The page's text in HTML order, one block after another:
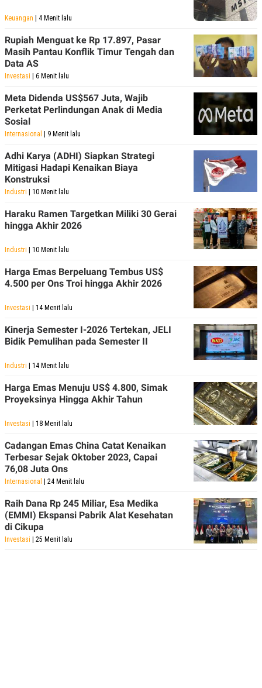
Keuangan | 4 Menit lalu
Rupiah Menguat ke Rp 17.897, Pasar
Masih Pantau Konflik Timur Tengah dan
Data AS
Investasi | 6 Menit lalu
Meta Didenda US$567 Juta, Wajib
Perketat Perlindungan Anak di Media
Sosial
Internasional | 9 Menit lalu
Adhi Karya (ADHI) Siapkan Strategi
Mitigasi Hadapi Kenaikan Biaya
Konstruksi
Industri | 10 Menit lalu
Haraku Ramen Targetkan Miliki 30 Gerai
hingga Akhir 2026
Industri | 10 Menit lalu
Harga Emas Berpeluang Tembus US$
4.500 per Ons Troi hingga Akhir 2026
Investasi | 14 Menit lalu
Kinerja Semester I-2026 Tertekan, JELI
Bidik Pemulihan pada Semester II
Industri | 14 Menit lalu
Harga Emas Menuju US$ 4.800, Simak
Proyeksinya Hingga Akhir Tahun
Investasi | 18 Menit lalu
Cadangan Emas China Catat Kenaikan
Terbesar Sejak Oktober 2023, Capai
76,08 Juta Ons
Internasional | 24 Menit lalu
Raih Dana Rp 245 Miliar, Esa Medika
(EMMI) Ekspansi Pabrik Alat Kesehatan
di Cikupa
Investasi | 25 Menit lalu